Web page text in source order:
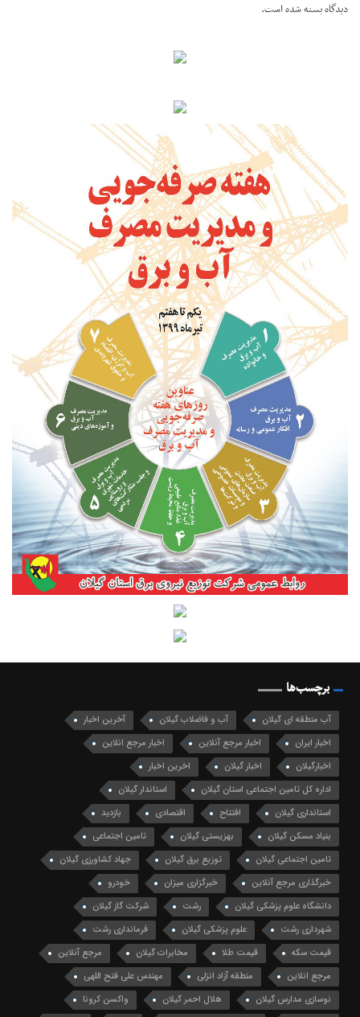
دیدگاه بسته شده است.
برچسب‌ها
آب منطقه ای گیلان آب و فاضلاب گیلان
آخرین اخبار
اخبار ایران
اخبار مرجع آنلاین
اخبار مرجع انلاین
اخبارگیلان
اخبار گیلان
اخرین اخبار
اداره کل تامین اجتماعی استان گیلان
استاندار گیلان
استانداری گیلان
افتتاح اقتصادی
بازدید
بنیاد مسکن گیلان
بهزیستی گیلان
تامین اجتماعی
تامین اجتماعی گیلان
توزیع برق گیلان
جهاد کشاورزی گیلان
خبرگذاری مرجع آنلاین
خبرگزاری میزان
خودرو
دانشگاه علوم پزشکی گیلان
رشت
شرکت گاز گیلان
شهرداری رشت
علوم پزشکی گیلان
فرمانداری رشت
قیمت سکه
قیمت طلا مخابرات گیلان
مرجع آنلاین
مرجع انلاین
منطقه آزاد انزلی
مهندس علی فتح اللهی
نوسازی مدارس گیلان
هلال احمر گیلان
واکسن کرونا